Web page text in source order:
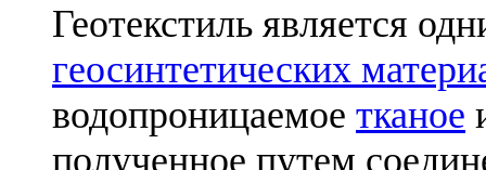
Геотекстиль является
геосинтетических
водопроницаемое тканое
полученное путем